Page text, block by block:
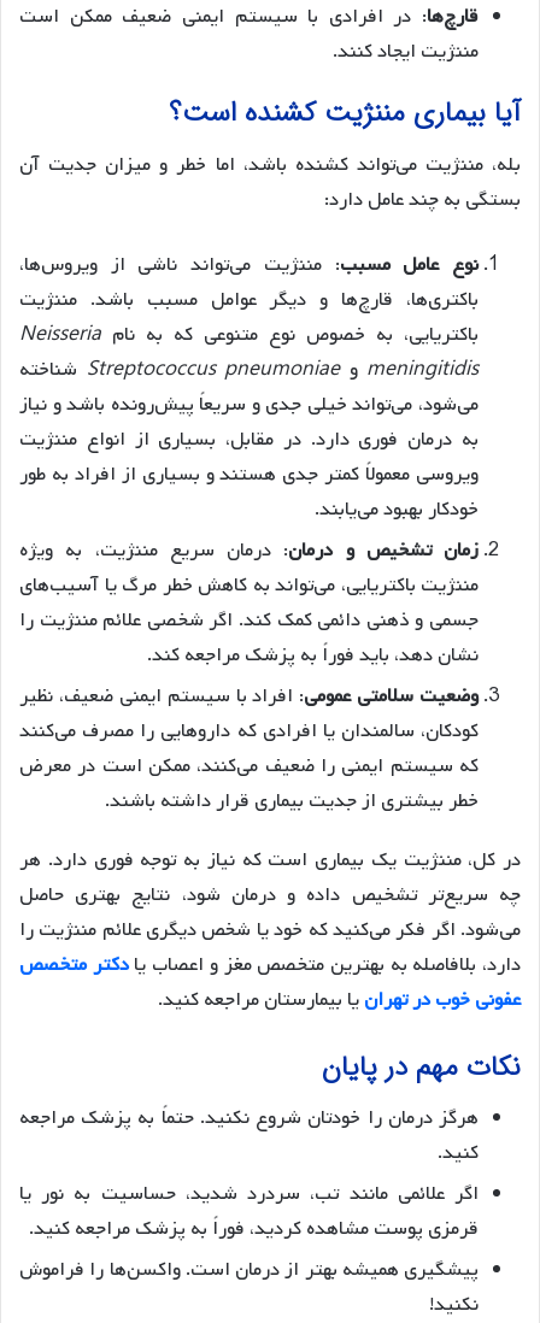
قارچ‌ها: در افرادی با سیستم ایمنی ضعیف ممکن است
مننژیت ایجاد کنند.
آیا بیماری مننژیت کشنده است؟
بله، مننژیت می‌تواند کشنده باشد، اما خطر و میزان جدیت آن
بستگی به چند عامل دارد:
نوع عامل مسبب: مننژیت می‌تواند ناشی از ویروس‌ها،
باکتری‌ها، قارچ‌ها و دیگر عوامل مسبب باشد. مننژیت
باکتریایی، به خصوص نوع متنوعی که به نام Neisseria
meningitidis وStreptococcus pneumoniae شناخته
می‌شود، می‌تواند خیلی جدی و سریعاً پیش‌رونده باشد و نیاز
به درمان فوری دارد. در مقابل، بسیاری از انواع مننژیت
ویروسی معمولاً کمتر جدی هستند و بسیاری از افراد به طور
خودکار بهبود می‌یابند.
زمان تشخیص و درمان: درمان سریع مننژیت، به ویژه
مننژیت باکتریایی، می‌تواند به کاهش خطر مرگ یا آسیب‌های
جسمی و ذهنی دائمی کمک کند. اگر شخصی علائم مننژیت را
نشان دهد، باید فوراً به پزشک مراجعه کند.
وضعیت سلامتی عمومی: افراد با سیستم ایمنی ضعیف، نظیر
کودکان، سالمندان یا افرادی که داروهایی را مصرف می‌کنند
که سیستم ایمنی را ضعیف می‌کنند، ممکن است در معرض
خطر بیشتری از جدیت بیماری قرار داشته باشند.
در کل، مننژیت یک بیماری است که نیاز به توجه فوری دارد. هر
چه سریع‌تر تشخیص داده و درمان شود، نتایج بهتری حاصل
می‌شود. اگر فکر می‌کنید که خود یا شخص دیگری علائم مننژیت را
دارد، بلافاصله به بهترین متخصص مغز و اعصاب یادکتر متخصص
عفونی خوب در تهرانیا بیمارستان مراجعه کنید.
نکات مهم در پایان
هرگز درمان را خودتان شروع نکنید. حتماً به پزشک مراجعه
کنید.
اگر علائمی مانند تب، سردرد شدید، حساسیت به نور یا
قرمزی پوست مشاهده کردید، فوراً به پزشک مراجعه کنید.
پیشگیری همیشه بهتر از درمان است. واکسن‌ها را فراموش
نکنید!